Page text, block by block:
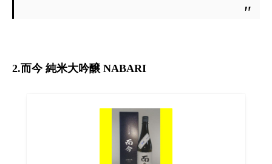
2.而今 純米大吟醸 NABARI